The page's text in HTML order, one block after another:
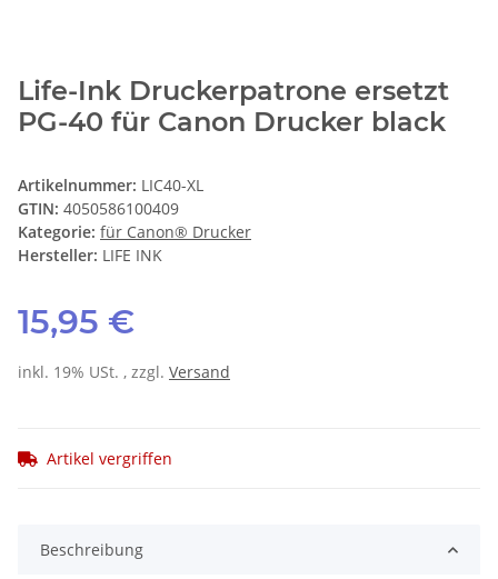
Life-Ink Druckerpatrone ersetzt
PG-40 für Canon Drucker black
Artikelnummer: LIC40-XL
GTIN: 4050586100409
Kategorie: für Canon® Drucker
Hersteller: LIFE INK
15,95 €
inkl. 19% USt. , zzgl. Versand
Artikel vergriffen
Beschreibung